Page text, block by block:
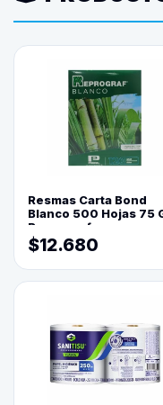
Resmas Carta Bond
Blanco 500 Hojas 75
Reprograf.
$12.680